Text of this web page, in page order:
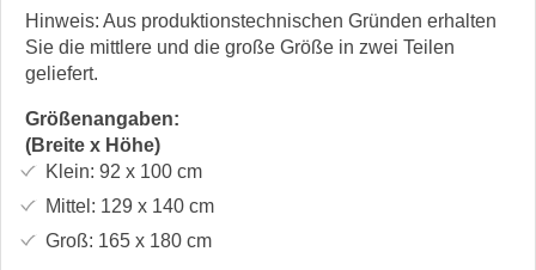
Hinweis: Aus produktionstechnischen Gründen erhalten
Sie die mittlere und die große Größe in zwei Teilen
geliefert.
Größenangaben:
(Breite x Höhe)
Klein: 92 x 100cm
Mittel: 129 x 140cm
Groß: 165 x 180cm